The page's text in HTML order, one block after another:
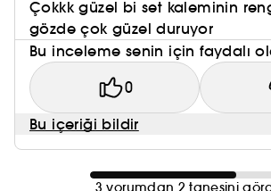
Çokkk güzel bi set kaleminin
gözde çok güzel duruyor
Bu inceleme senin için faydalı
0
Bu içeriği bildir
3 yorumdan 2 tanesini